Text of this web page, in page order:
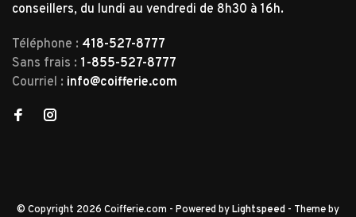
conseillers, du lundi au vendredi de 8h30 à 16h.
Téléphone : 418-527-8777
Sans frais : 1-855-527-8777
Courriel : info@coifferie.com
© Copyright 2026 Coifferie.com - Powered byLightspeed - Theme by